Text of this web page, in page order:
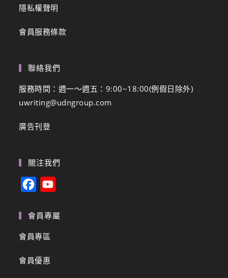
隱私權聲明
會員服務條款
聯絡我們
服務時間：週一～週五：9:00~18:00(例假日除外)
uwriting@udngroup.com
廣告刊登
關注我們
c
e
o
u
會員專屬
會員專區
會員優惠